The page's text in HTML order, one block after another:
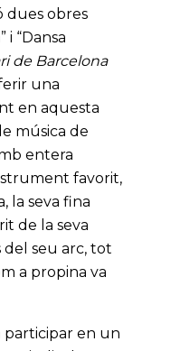
dues obres
i “Dansa
de Barcelona
una
en aquesta
música de
entera
favorit,
la seva fina
de la seva
seu arc, tot
a propina va
participar en un